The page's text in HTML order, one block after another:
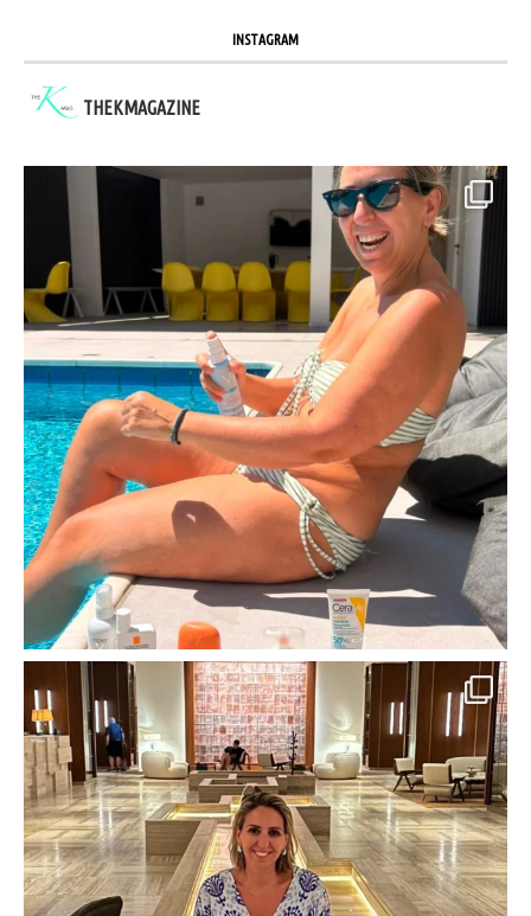
INSTAGRAM
THEKMAGAZINE